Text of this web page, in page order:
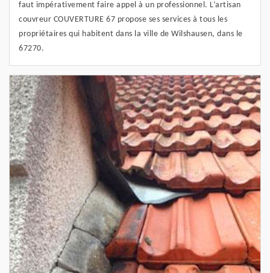
faut impérativement faire appel à un professionnel. L’artisan
couvreur COUVERTURE 67 propose ses services à tous les
propriétaires qui habitent dans la ville de Wilshausen, dans le
67270.